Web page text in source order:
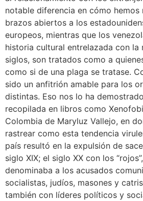
notable diferencia en cómo
brazos abiertos a los
europeos, mientras que los
historia cultural entrelazada con la
siglos, son tratados como a
como si de una plaga se tratase.
sido un anfitrión amable para los
distintas. Eso nos lo ha
recopilada en libros como
Colombia de Maryluz Vallejo, en
rastrear como esta tendencia
país resultó en la expulsión de
siglo XIX; el siglo XX con los
denominaba a los acusados
socialistas, judíos, masones y
también con líderes políticos y